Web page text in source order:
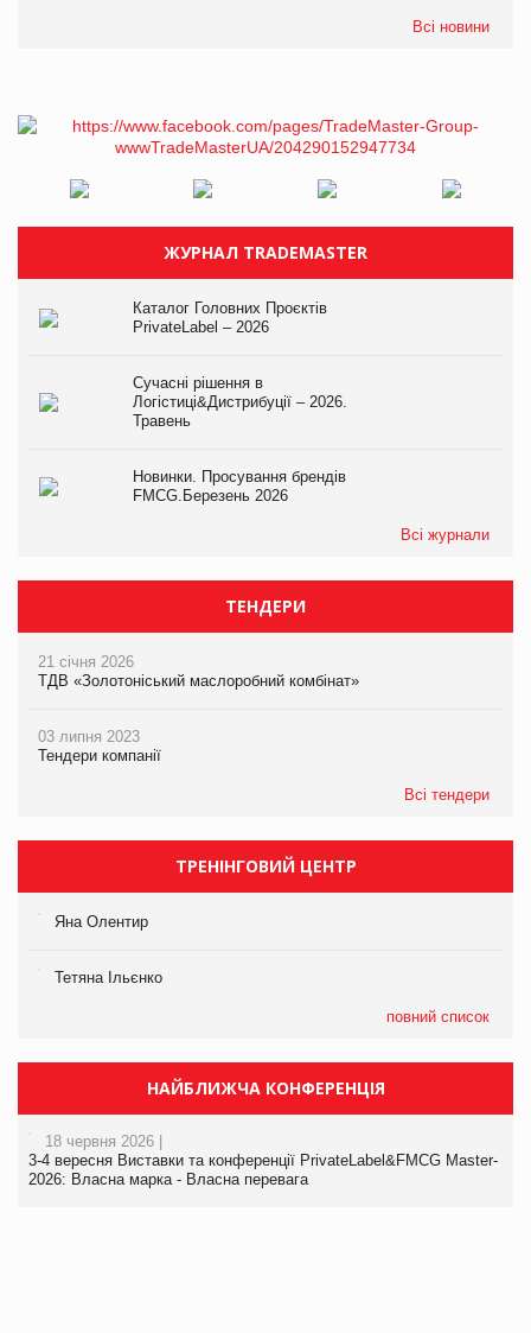
Всі новини
ЖУРНАЛ TRADEMASTER
Каталог Головних Проєктів
PrivateLabel – 2026
Сучасні рішення в
Логістиці&Дистрибуції – 2026.
Травень
Новинки. Просування брендів
FMCG.Березень 2026
Всі журнали
ТЕНДЕРИ
21 січня 2026
ТДВ «Золотоніський маслоробний комбінат»
03 липня 2023
Тендери компанії
Всі тендери
ТРЕНІНГОВИЙ ЦЕНТР
Яна Олентир
Тетяна Ільєнко
повний список
НАЙБЛИЖЧА КОНФЕРЕНЦІЯ
18 червня 2026 |
3-4 вересня Виставки та конференції PrivateLabel&FMCG Master-
2026: Власна марка - Власна перевага